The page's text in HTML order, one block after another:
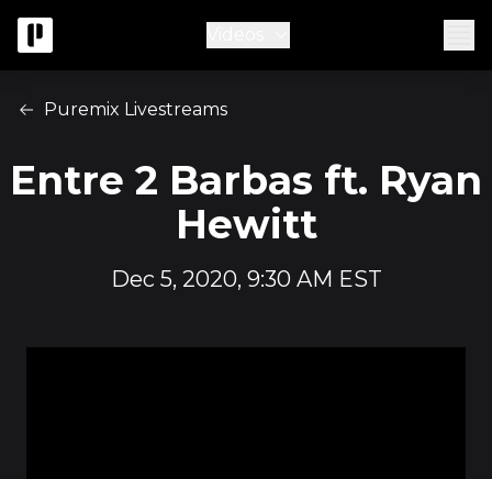
Puremix Livestreams
Entre 2 Barbas ft. Ryan
Hewitt
Dec 5, 2020, 9:30 AM EST